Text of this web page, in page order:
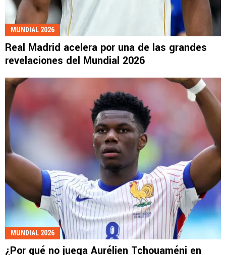
MUNDIAL 2026
Real Madrid acelera por una de las grandes
revelaciones del Mundial 2026
MUNDIAL 2026
¿Por qué no juega Aurélien Tchouaméni en